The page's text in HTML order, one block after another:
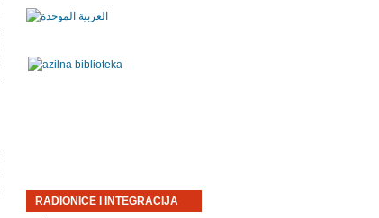
RADIONICE I INTEGRACIJA